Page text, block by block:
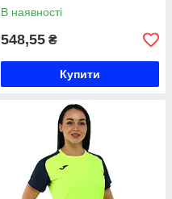
В наявності
548,55 ₴
Купити